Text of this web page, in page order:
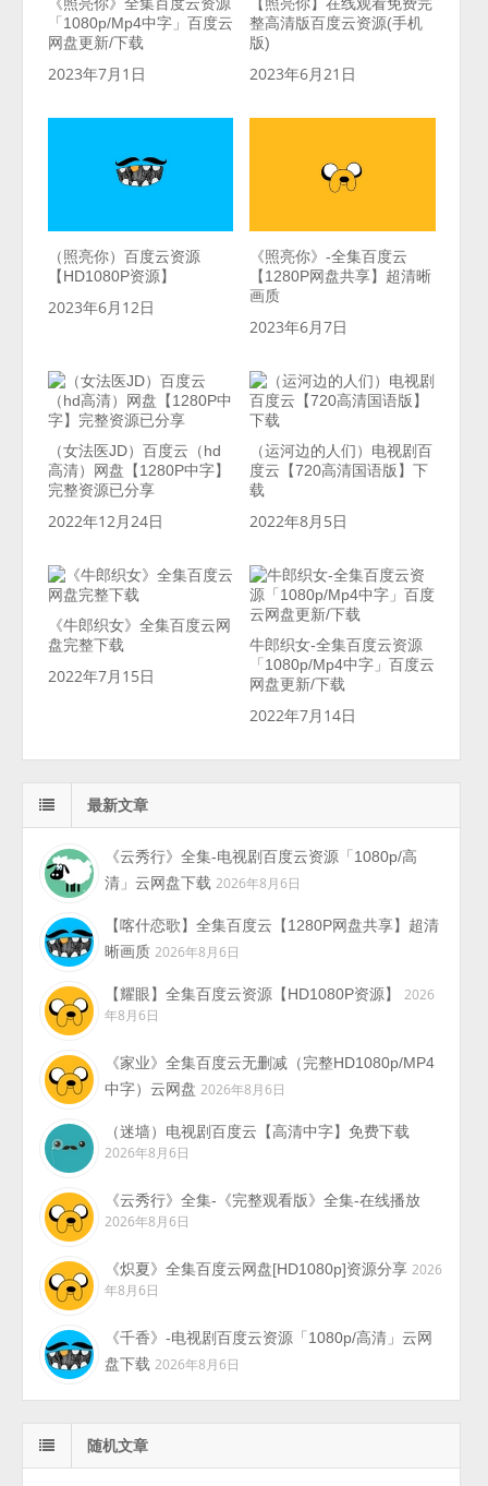
《照亮你》全集百度云资源
「1080p/Mp4中字」百度云
网盘更新/下载
2023年7月1日
【照亮你】在线观看免费完
整高清版百度云资源(手机
版)
2023年6月21日
（照亮你）百度云资源
【HD1080P资源】
2023年6月12日
《照亮你》-全集百度云
【1280P网盘共享】超清晰
画质
2023年6月7日
（女法医JD）百度云（hd
高清）网盘【1280P中字】
完整资源已分享
2022年12月24日
（运河边的人们）电视剧百
度云【720高清国语版】下
载
2022年8月5日
《牛郎织女》全集百度云网
盘完整下载
2022年7月15日
牛郎织女-全集百度云资源
「1080p/Mp4中字」百度云
网盘更新/下载
2022年7月14日
最新文章
《云秀行》全集-电视剧百度云资源「1080p/高
清」云网盘下载 2026年8月6日
【喀什恋歌】全集百度云【1280P网盘共享】超清
晰画质 2026年8月6日
【耀眼】全集百度云资源【HD1080P资源】
2026
年8月6日
《家业》全集百度云无删减（完整HD1080p/MP4
中字）云网盘 2026年8月6日
（迷墙）电视剧百度云【高清中字】免费下载
2026年8月6日
《云秀行》全集-《完整观看版》全集-在线播放
2026年8月6日
《炽夏》全集百度云网盘[HD1080p]资源分享 2026
年8月6日
《千香》-电视剧百度云资源「1080p/高清」云网
盘下载 2026年8月6日
随机文章